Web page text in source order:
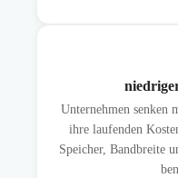
Unternehmen senken
ihre laufenden
Speicher, Bandbreite